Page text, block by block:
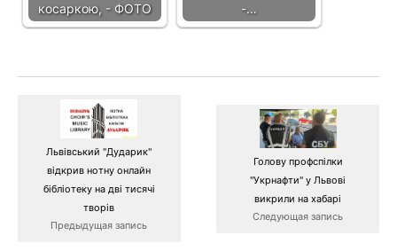
косаркою, - ФОТО
-…
Львівський "Дударик"
відкрив нотну онлайн
бібліотеку на дві тисячі
творів
Предыдущая запись
Голову профспілки
"Укрнафти" у Львові
викрили на хабарі
Следующая запись